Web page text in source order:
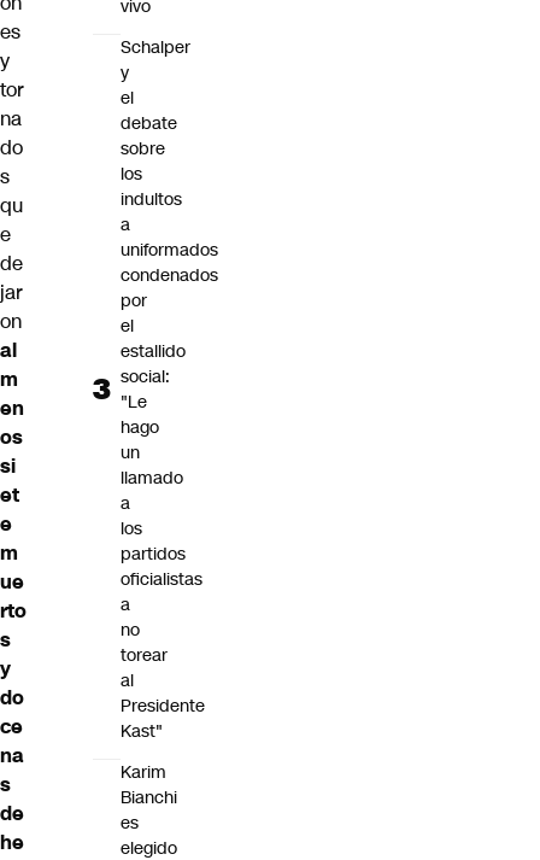
es
y
tor
na
do
s
qu
e
de
jar
on
al
m
en
os
si
et
e
m
ue
rto
s
y
do
ce
na
s
de
he
vivo
Schalper
y
el
debate
sobre
los
indultos
a
uniformados
condenados
por
el
estallido
social:
"Le
hago
un
llamado
a
los
partidos
oficialistas
a
no
torear
al
Presidente
Kast"
Karim
Bianchi
es
elegido